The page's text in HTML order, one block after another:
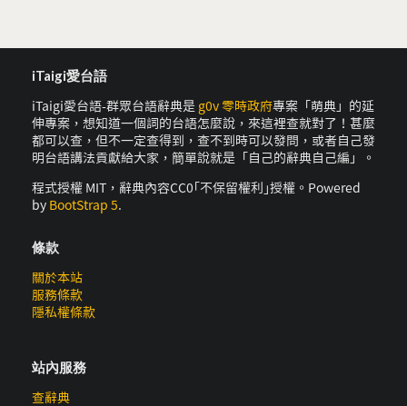
iTaigi愛台語
iTaigi愛台語-群眾台語辭典是 g0v 零時政府專案「萌典」的延
伸專案，想知道一個詞的台語怎麼說，來這裡查就對了！甚麼
都可以查，但不一定查得到，查不到時可以發問，或者自己發
明台語講法貢獻給大家，簡單說就是「自己的辭典自己編」。
程式授權 MIT，辭典內容CC0｢不保留權利｣授權。Powered
by BootStrap 5.
條款
關於本站
服務條款
隱私權條款
站內服務
查辭典